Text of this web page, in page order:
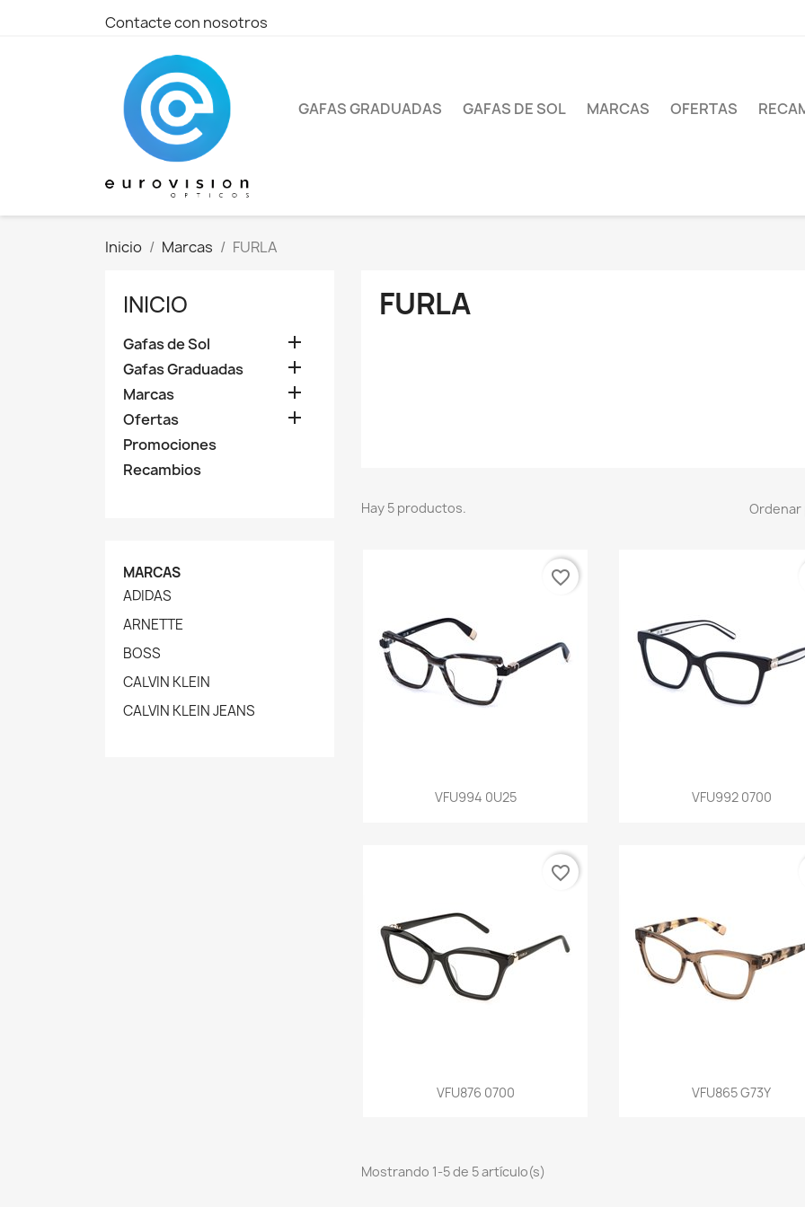
Contacte con nosotros
GAFAS GRADUADAS GAFAS DE SOL MARCAS OFERTAS
Inicio Marcas FURLA
INICIO
Gafas de Sol 
Gafas Graduadas 
Marcas 
Ofertas 
Promociones
Recambios
MARCAS
ADIDAS
ARNETTE
BOSS
CALVIN KLEIN
CALVIN KLEIN JEANS
FURLA
Hay 5 productos. Ordenar
Vista rápida
VFU994 0U25
favorite_border
Vista rápida
VFU992 0700
Vista rápida
VFU876 0700
favorite_border
Vista rápida
VFU865 G73Y
Mostrando 1-5 de 5 artículo(s)